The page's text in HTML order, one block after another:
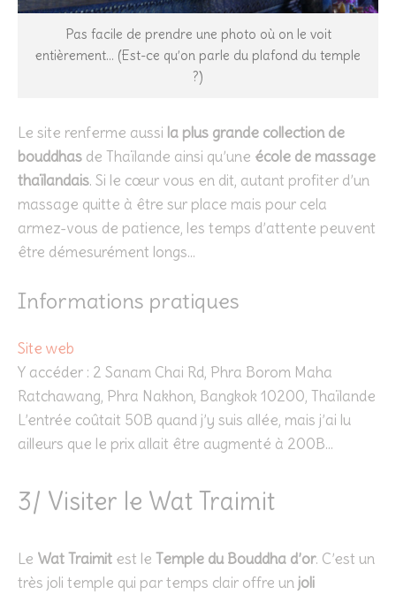
Pas facile de prendre une photo où on le voit
entièrement… (Est-ce qu’on parle du plafond du temple
?)
Le site renferme aussi la plus grande collection de
bouddhas de Thaïlande ainsi qu’une école de massage
thaïlandais. Si le cœur vous en dit, autant profiter d’un
massage quitte à être sur place mais pour cela
armez-vous de patience, les temps d’attente peuvent
être démesurément longs…
Informations pratiques
Site web
Y accéder : 2 Sanam Chai Rd, Phra Borom Maha
Ratchawang, Phra Nakhon, Bangkok 10200, Thaïlande
L’entrée coûtait 50B quand j’y suis allée, mais j’ai lu
ailleurs que le prix allait être augmenté à 200B…
3/ Visiter le Wat Traimit
Le Wat Traimit est le Temple du Bouddha d’or. C’est un
très joli temple qui par temps clair offre un joli